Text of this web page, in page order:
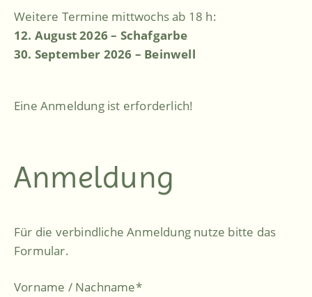
Weitere Termine mittwochs ab 18 h:
12. August 2026 – Schafgarbe
30. September 2026 – Beinwell
Eine Anmeldung ist erforderlich!
Anmeldung
Für die verbindliche Anmeldung nutze bitte das
Formular.
Vorname / Nachname*